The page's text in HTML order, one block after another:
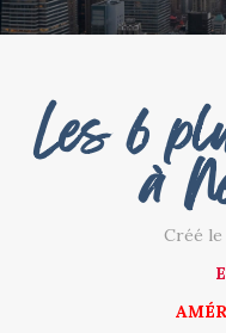
Les 6
à
Créé le